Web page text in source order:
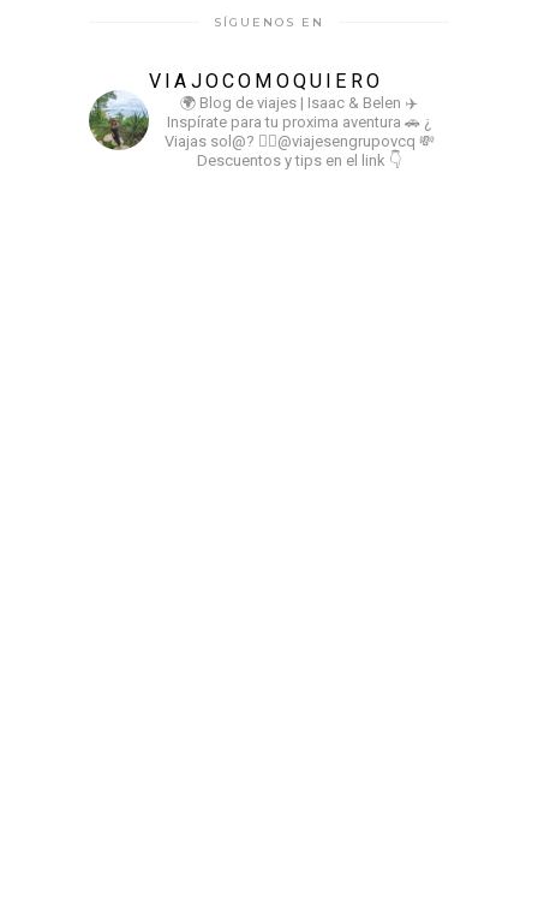
SÍGUENOS EN
VIAJOCOMOQUIERO
🌍 Blog de viajes | Isaac & Belen ✈️
Inspírate para tu proxima aventura 🚗 ¿
Viajas sol@? 👉🏻@viajesengrupovcq 💸
Descuentos y tips en el link 👇